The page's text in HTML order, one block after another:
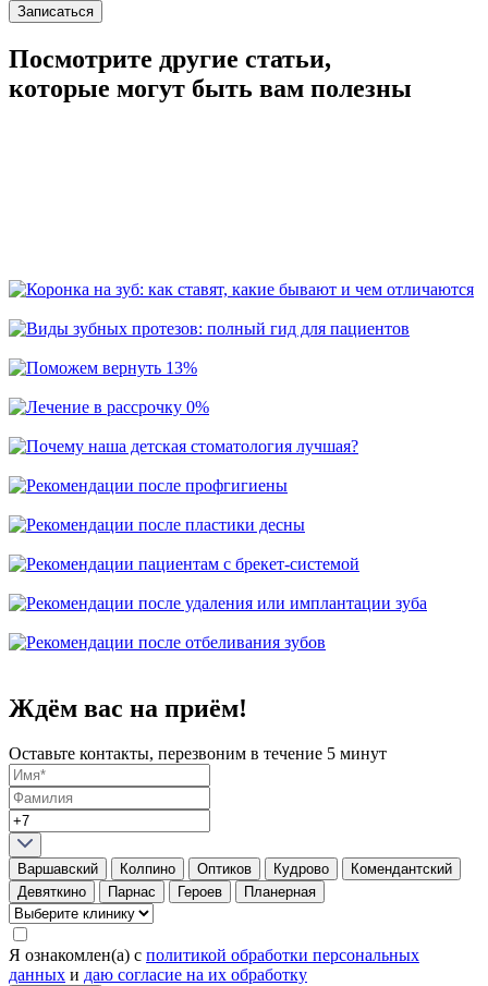
Записаться
Посмотрите другие статьи,
которые могут быть вам полезны
Ждём вас на приём!
Оставьте контакты, перезвоним в течение 5 минут
Варшавский Колпино Оптиков Кудрово
Комендантский
Девяткино
Парнас Героев Планерная
Я ознакомлен(а) с политикой обработки персональных
данных и даю согласие на их обработку